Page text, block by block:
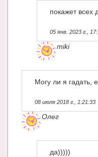
покажет всех
05 янв. 2023 г.,
miki
Могу ли я гадать,
08 июля 2018 г., 1:21:33
Олег
да)))))